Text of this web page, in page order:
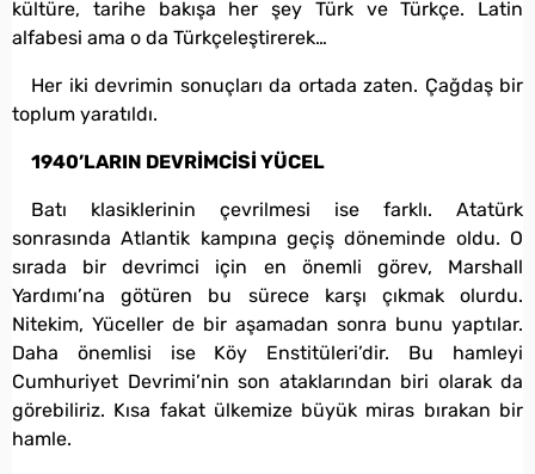
kültüre, tarihe bakışa her şey Türk ve Türkçe. Latin
alfabesi ama o da Türkçeleştirerek…
Her iki devrimin sonuçları da ortada zaten. Çağdaş bir
toplum yaratıldı.
1940’LARIN DEVRİMCİSİ YÜCEL
Batı klasiklerinin çevrilmesi ise farklı. Atatürk
sonrasında Atlantik kampına geçiş döneminde oldu. O
sırada bir devrimci için en önemli görev, Marshall
Yardımı’na götüren bu sürece karşı çıkmak olurdu.
Nitekim, Yüceller de bir aşamadan sonra bunu yaptılar.
Daha önemlisi ise Köy Enstitüleri’dir. Bu hamleyi
Cumhuriyet Devrimi’nin son ataklarından biri olarak da
görebiliriz. Kısa fakat ülkemize büyük miras bırakan bir
hamle.